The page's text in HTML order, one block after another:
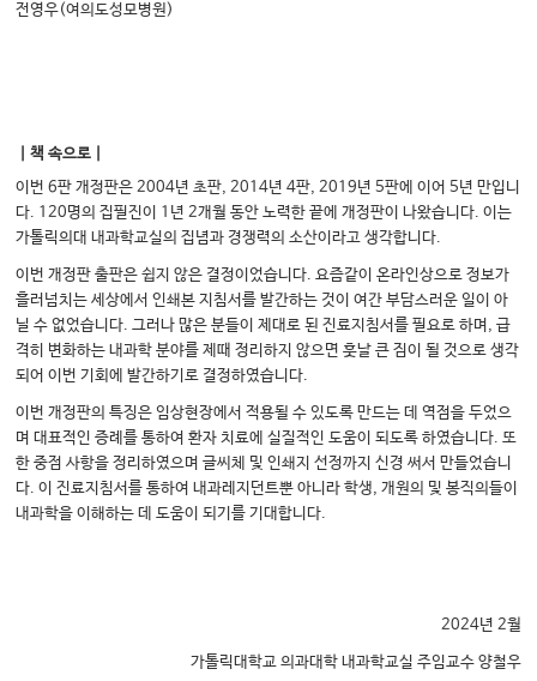
전영우(여의도성모병원)
｜책 속으로｜
이번 6판 개정판은 2004년 초판, 2014년 4판, 2019년 5판에 이어 5년 만입니
다. 120명의 집필진이 1 년 2개월 동안 노력한 끝에 개정판이 나왔습니다.이는
가톨릭의대 내과학교실의 집념과 경쟁력의 소산이라고 생각합니다.
이번 개정판 출판은 쉽지 않은 결정이었습니다.요즘같이 온라인상으로 정보가
흘러넘치는 세상에서 인쇄본 지침서를 발간하는 것이 여간 부담스러운 일이 아
닐 수 없었습니다.그러나 많은 분들이 제대로 된 진료지침서를 필요로 하며 ,급
격히 변화하는 내과학 분야를 제때 정리하지 않으면 훗날 큰 짐이 될 것으로 생각
되어 이번 기회에 발간하기로 결정하였습니다.
이번 개정판의 특징은 임상현장에서 적용될 수 있도록 만드는 데 역점을 두었으
며 대표적인 증례를 통하여 환자 치료에 실질적인 도움이 되도록 하였습니다.또
한 중점 사항을 정리하였으며 글씨체 및 인쇄지 선정까지 신경 써서 만들었습니
다.이 진료지침서를 통하여 내과레지던트뿐 아니라 학생,개원의 및 봉직의들이
내과학을 이해하는 데 도움이 되기를 기대합니다.
2024년 2월
가톨릭대학교 의과대학 내과학교실 주임교수 양철우